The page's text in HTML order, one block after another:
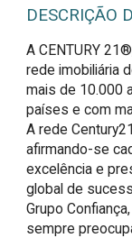
DESCRIÇÃO
A CENTURY
rede imobiliária
mais de 10.000
países e com
A rede
afirmando-se
excelência e
global de
Grupo
sempre